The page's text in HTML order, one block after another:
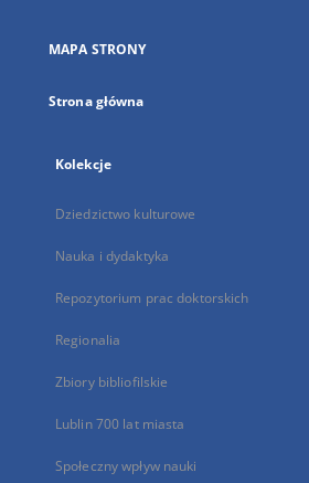
karcie
MAPA STRONY
Strona główna
Kolekcje
Dziedzictwo kulturowe
Nauka i dydaktyka
Repozytorium prac doktorskich
Regionalia
Zbiory bibliofilskie
Lublin 700 lat miasta
Społeczny wpływ nauki